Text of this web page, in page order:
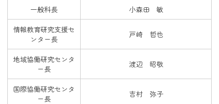
一般科長 小森田 敏
情報教育研究支援セ
ンター長
戸崎 哲也
地域協働研究センタ
ー長
渡辺 昭敬
国際協働研究センタ
ー長
吉村 弥子